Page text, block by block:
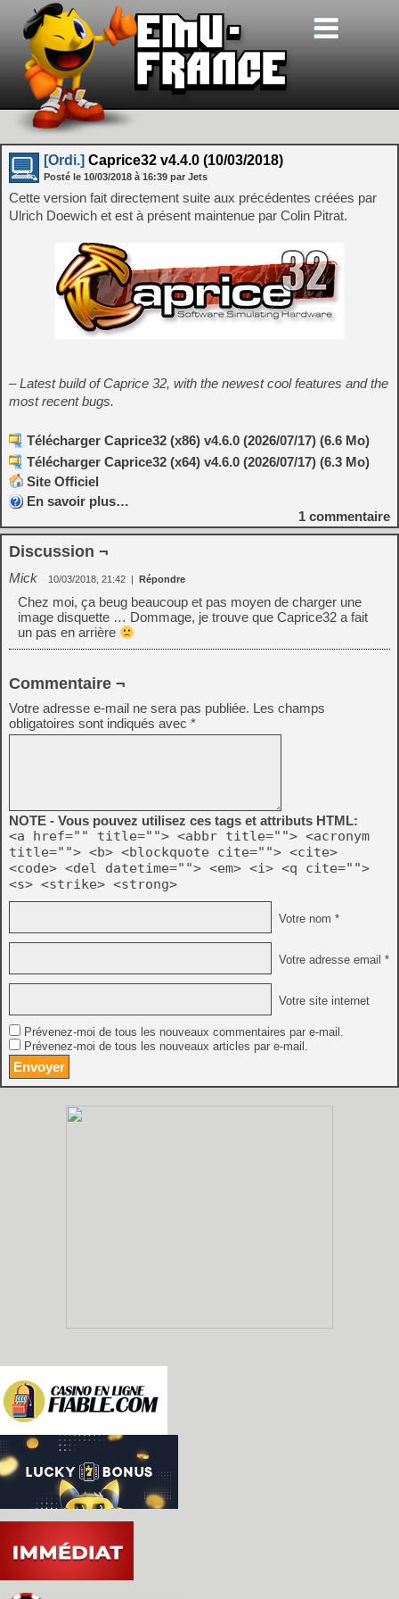
[Ordi.] Caprice32 v4.4.0 (10/03/2018)
Posté le 10/03/2018 à 16:39 par Jets
Cette version fait directement suite aux précédentes créées par
Ulrich Doewich et est à présent maintenue par Colin Pitrat.
– Latest build of Caprice 32, with the newest cool features and the
most recent bugs.
Télécharger Caprice32 (x86) v4.6.0 (2026/07/17) (6.6 Mo)
Télécharger Caprice32 (x64) v4.6.0 (2026/07/17) (6.3 Mo)
Site Officiel
En savoir plus…
1 commentaire
Discussion ¬
Mick 10/03/2018, 21:42 | Répondre
Chez moi, ça beug beaucoup et pas moyen de charger une
image disquette … Dommage, je trouve que Caprice32 a fait
un pas en arrière
Commentaire ¬
Votre adresse e-mail ne sera pas publiée. Les champs
obligatoires sont indiqués avec *
NOTE - Vous pouvez utilisez ces tags et attributs HTML:
<a href="" title=""> <abbr title=""> <acronym
title=""> <b> <blockquote cite=""> <cite>
<code> <del datetime=""> <em> <i> <q cite="">
<s> <strike> <strong>
Votre nom *
Votre adresse email *
Votre site internet
Prévenez-moi de tous les nouveaux commentaires par e-mail.
Prévenez-moi de tous les nouveaux articles par e-mail.